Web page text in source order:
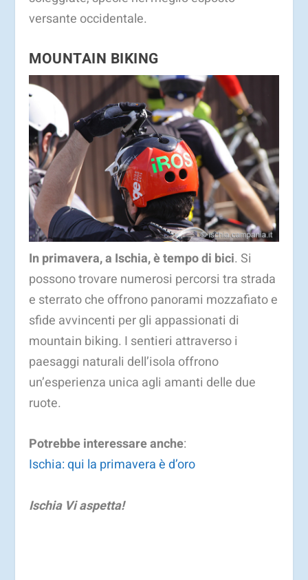
versante occidentale.
MOUNTAIN BIKING
In primavera, a Ischia, è tempo di bici. Si
possono trovare numerosi percorsi tra strada
e sterrato che offrono panorami mozzafiato e
sfide avvincenti per gli appassionati di
mountain biking. I sentieri attraverso i
paesaggi naturali dell’isola offrono
un’esperienza unica agli amanti delle due
ruote.
Potrebbe interessare anche:
Ischia: qui la primavera è d’oro
Ischia Vi aspetta!